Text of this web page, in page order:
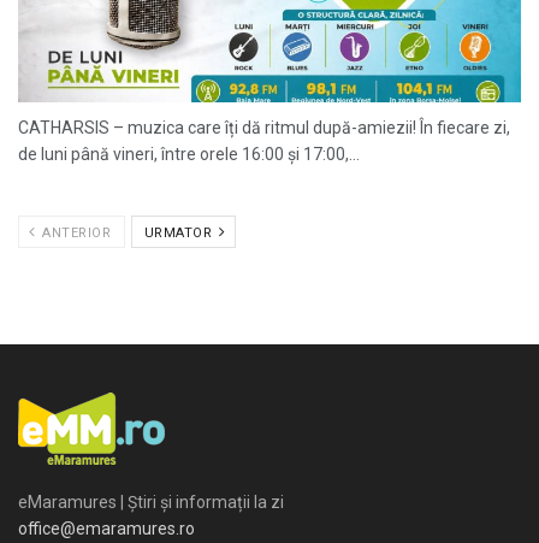
CATHARSIS – muzica care îți dă ritmul după-amiezii! În fiecare zi,
de luni până vineri, între orele 16:00 și 17:00,...
ANTERIOR URMATOR
eMaramures | Știri și informații la zi
office@emaramures.ro